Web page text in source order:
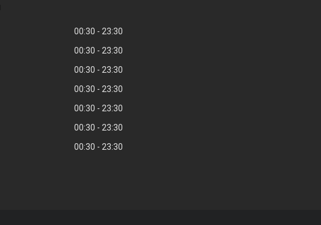
00:30
23:30
00:30
23:30
00:30
23:30
00:30
23:30
00:30
23:30
00:30
23:30
00:30 23:30